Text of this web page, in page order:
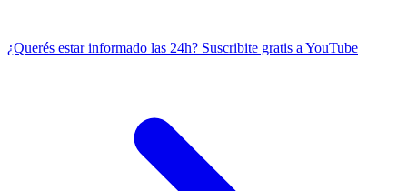
¿Querés estar informado las 24h? Suscribite gratis a YouTube